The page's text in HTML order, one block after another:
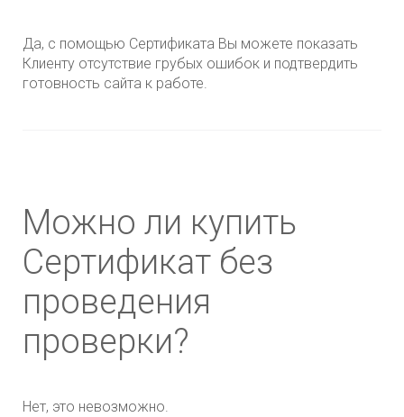
Да, с помощью Сертификата Вы можете показать
Клиенту отсутствие грубых ошибок и подтвердить
готовность сайта к работе.
Можно ли купить
Сертификат без
проведения
проверки?
Нет, это невозможно.